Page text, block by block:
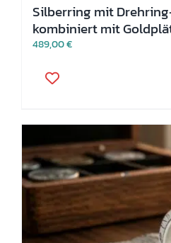
Silberring mit
kombiniert mit
489,00€
Produkt
Die
Optionen
können
auf
Produktseite
gewählt
werden